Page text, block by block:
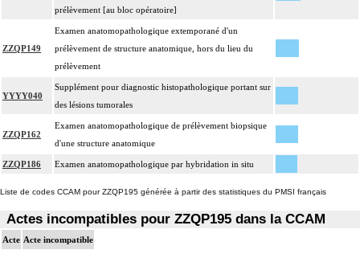
prélèvement [au bloc opératoire]
ZZQP149
Examen anatomopathologique extemporané d'un
prélèvement de structure anatomique, hors du lieu du
prélèvement
YYYY040
Supplément pour diagnostic histopathologique portant sur
des lésions tumorales
ZZQP162
Examen anatomopathologique de prélèvement biopsique
d'une structure anatomique
ZZQP186 Examen anatomopathologique par hybridation in situ
Liste de codes CCAM pour ZZQP195 générée à partir des statistiques du PMSI français
Actes incompatibles pour ZZQP195 dans la CCAM
Acte Acte incompatible